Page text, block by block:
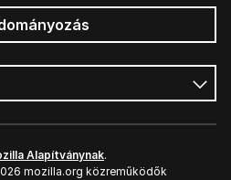
Alapítványnak.
mozilla.org közreműködők